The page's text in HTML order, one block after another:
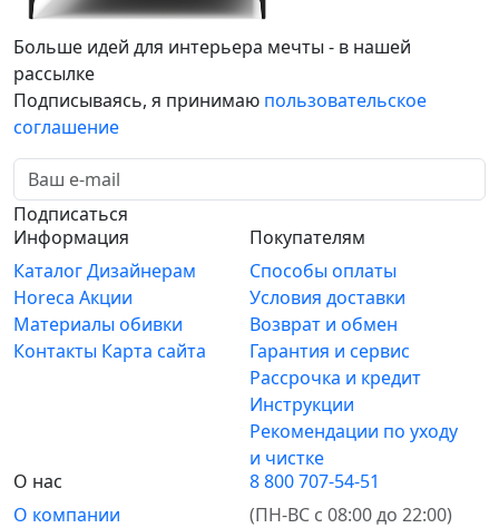
Больше идей для интерьера мечты - в нашей
рассылке
Подписываясь, я принимаю пользовательское
соглашение
Подписаться
Информация
КаталогДизайнерам
Horeca Акции
Материалы обивки
Контакты Карта сайта
Покупателям
Способы оплаты
Условия доставки
Возврат и обмен
Гарантия и сервис
Рассрочка и кредит
Инструкции
Рекомендации по уходу
и чистке
О нас
О компании
8 800 707-54-51
(ПН-ВС с 08:00 до 22:00)